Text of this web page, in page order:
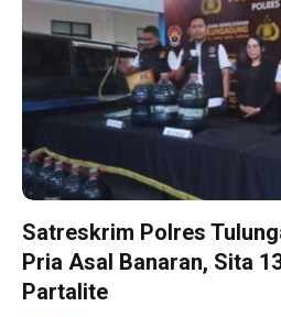
Satreskrim Polres
Pria Asal Banaran, Sita
Partalite